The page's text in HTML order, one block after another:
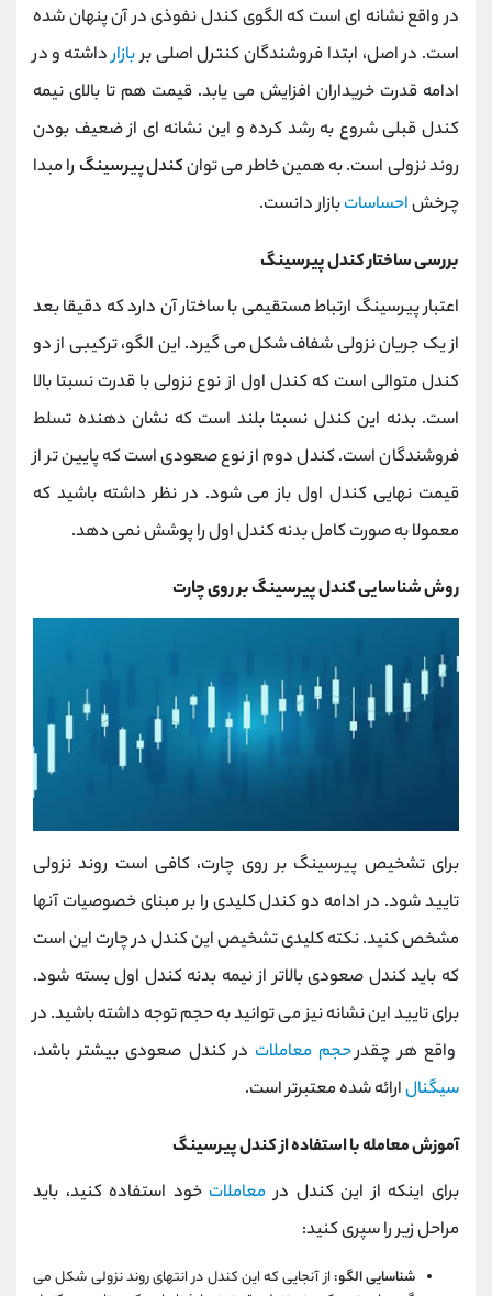
در واقع نشانه ای است که الگوی کندل نفوذی در آن پنهان شده
است. در اصل، ابتدا فروشندگان کنترل اصلی بربازارداشته و در
ادامه قدرت خریداران افزایش می یابد. قیمت هم تا بالای نیمه
کندل قبلی شروع به رشد کرده و این نشانه ای از ضعیف بودن
روند نزولی است. به همین خاطر می توانکندل پیرسینگ را مبدا
چرخشاحساساتبازار دانست.
بررسی ساختار کندل پیرسینگ
اعتبار پیرسینگ ارتباط مستقیمی با ساختار آن دارد که دقیقا بعد
از یک جریان نزولی شفاف شکل می گیرد. این الگو، ترکیبی از دو
کندل متوالی است که کندل اول از نوع نزولی با قدرت نسبتا بالا
است. بدنه این کندل نسبتا بلند است که نشان دهنده تسلط
فروشندگان است. کندل دوم از نوع صعودی است که پایین تر از
قیمت نهایی کندل اول باز می شود. در نظر داشته باشید که
معمولا به صورت کامل بدنه کندل اول را پوشش نمی دهد.
روش شناسایی کندل پیرسینگ بر روی چارت
برای تشخیص پیرسینگ بر روی چارت، کافی است روند نزولی
تایید شود. در ادامه دو کندل کلیدی را بر مبنای خصوصیات آنها
مشخص کنید. نکته کلیدی تشخیص این کندل در چارت این است
که باید کندل صعودی بالاتر از نیمه بدنه کندل اول بسته شود.
برای تایید این نشانه نیز می توانید به حجم توجه داشته باشید. در
واقع هر چقدرحجم معاملات در کندل صعودی بیشتر باشد،
سیگنالارائه شده معتبرتر است.
آموزش معامله با استفاده از کندل پیرسینگ
برای اینکه از این کندل در معاملات خود استفاده کنید، باید
مراحل زیر را سپری کنید:
شناسایی الگو: از آنجایی که این کندل در انتهای روند نزولی شکل می